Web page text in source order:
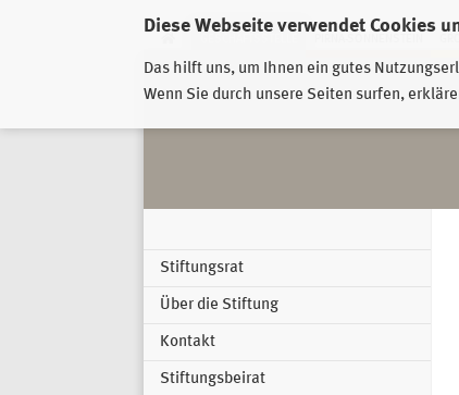
Diese Webseite verwendet Cookies
Das hilft uns, um Ihnen ein gutes
Wenn Sie durch unsere Seiten surfen,
Stiftungsrat
Über die Stiftung
Kontakt
Stiftungsbeirat